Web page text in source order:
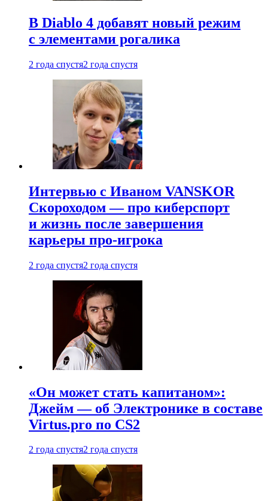
В Diablo 4 добавят новый режим
с элементами рогалика
2 года спустя2 года спустя
Интервью с Иваном VANSKOR
Скороходом — про киберспорт
и жизнь после завершения
карьеры про-игрока
2 года спустя2 года спустя
«Он может стать капитаном»:
Джейм — об Электронике в составе
Virtus.pro по CS2
2 года спустя2 года спустя